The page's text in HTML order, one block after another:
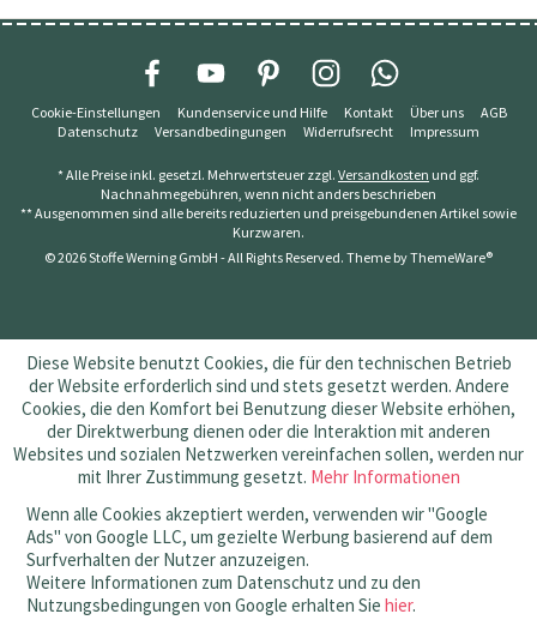
Cookie-Einstellungen Kundenservice und Hilfe Kontakt Über uns
AGB
Datenschutz
Versandbedingungen Widerrufsrecht Impressum
* Alle Preise inkl. gesetzl. Mehrwertsteuer zzgl. Versandkosten und ggf.
Nachnahmegebühren, wenn nicht anders beschrieben
** Ausgenommen sind alle bereits reduzierten und preisgebundenen Artikel sowie
Kurzwaren.
© 2026 Stoffe Werning GmbH - All Rights Reserved. Theme byThemeWare®
Diese Website benutzt Cookies, die für den technischen Betrieb
der Website erforderlich sind und stets gesetzt werden. Andere
Cookies, die den Komfort bei Benutzung dieser Website erhöhen,
der Direktwerbung dienen oder die Interaktion mit anderen
Websites und sozialen Netzwerken vereinfachen sollen, werden nur
mit Ihrer Zustimmung gesetzt. Mehr Informationen
Wenn alle Cookies akzeptiert werden, verwenden wir "Google
Ads" von Google LLC, um gezielte Werbung basierend auf dem
Surfverhalten der Nutzer anzuzeigen.
Weitere Informationen zum Datenschutz und zu den
Nutzungsbedingungen von Google erhalten Sie hier.